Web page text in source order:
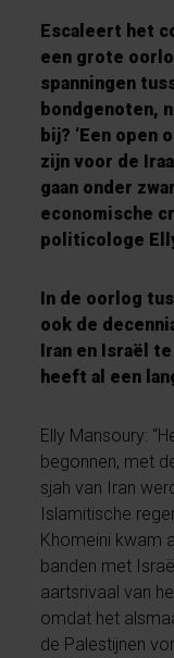
Escaleert het
een grote
spanningen
bondgenoten,
bij? ‘Een
zijn voor de
gaan onder
economische
politicologe
In de oorlog
ook de
Iran en Israël
heeft al een
Elly Mansoury:
begonnen, met
sjah van Iran
Islamitische
Khomeini kwam
banden met
aartsrivaal van
omdat het
de Palestijnen